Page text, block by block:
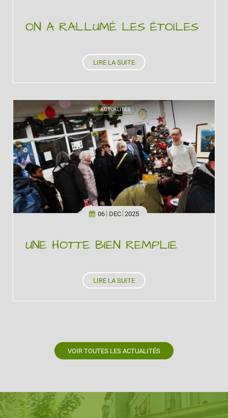
ON A RALLUMÉ LES ÉTOILES
LIRE LA SUITE
ACTUALITÉS '
06 DEC 2025
UNE HOTTE BIEN REMPLIE
LIRE LA SUITE
VOIR TOUTES LES ACTUALITÉS